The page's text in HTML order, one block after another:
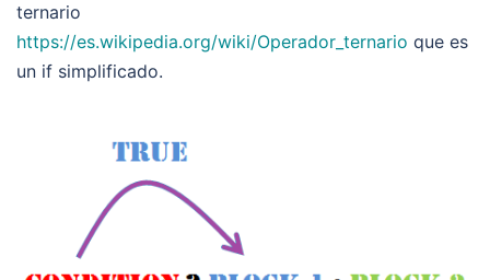
ternario
https://es.wikipedia.org/wiki/Operador_ternario que es
un if simplificado.